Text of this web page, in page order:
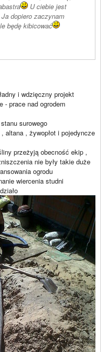
U ciebie jest
dopiero zaczynam
będę kibicować
i wdzięczny projekt
- prace nad ogrodem
surowego
altana , żywopłot i pojedyncze
przeżyją obecność ekip ,
nie były takie duże
ogrodu
wiercenia studni